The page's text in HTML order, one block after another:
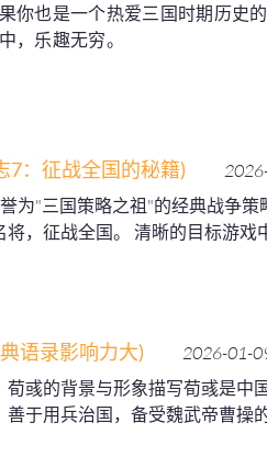
你也是一个热爱三国时期历史
，乐趣无穷。
7：征战全国的秘籍)
为"三国策略之祖"的经典战争
，征战全国。 清晰的目标游戏
语录影响力大)
2026-01-
彧的背景与形象描写荀彧是中
于用兵治国，备受魏武帝曹操